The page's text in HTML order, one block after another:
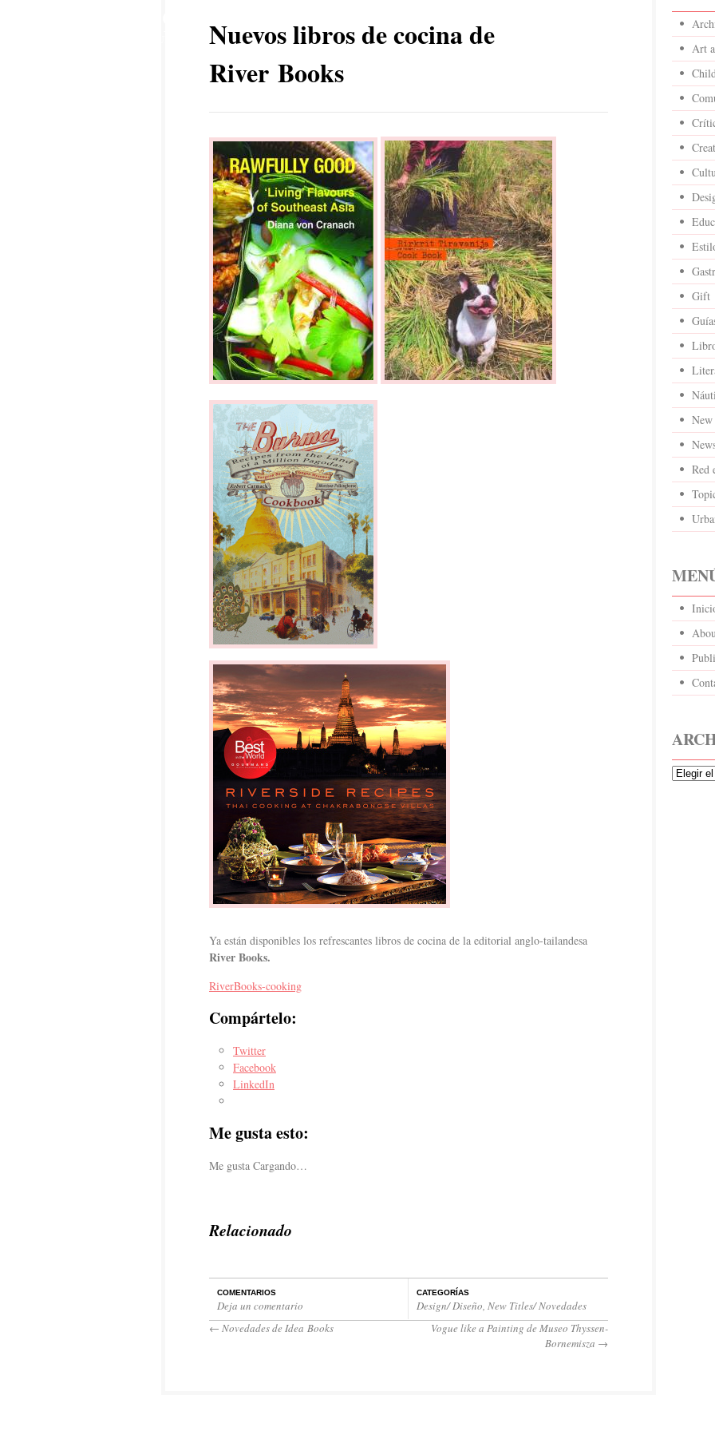
Nuevos libros de cocina de
River Books
Ya están disponibles los refrescantes libros de cocina de la editorial anglo-tailandesa
River Books.
RiverBooks-cooking
Compártelo:
Twitter
Facebook
LinkedIn
Me gusta esto:
Me gusta Cargando…
Relacionado
COMENTARIOS
Deja un comentario
CATEGORÍAS
Design/ Diseño, New Titles/ Novedades
← Novedades de Idea Books
Vogue like a Painting de Museo Thyssen-
Bornemisza →
Art
Gift
New
Red